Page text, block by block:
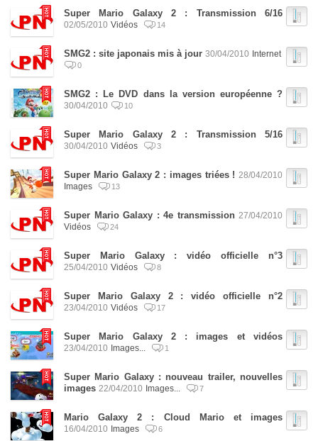
Super Mario Galaxy 2 : Transmission 6/16
02/05/2010 Vidéos 14
SMG2 : site japonais mis à jour 30/04/2010 Internet
0
SMG2 : Le DVD dans la version européenne ?
30/04/2010 10
Super Mario Galaxy 2 : Transmission 5/16
30/04/2010 Vidéos 3
Super Mario Galaxy 2 : images triées ! 28/04/2010
Images
13
Super Mario Galaxy : 4e transmission 27/04/2010
Vidéos
24
Super Mario Galaxy : vidéo officielle n°3
25/04/2010 Vidéos 8
Super Mario Galaxy 2 : vidéo officielle n°2
23/04/2010 Vidéos 17
Super Mario Galaxy 2 : images et vidéos
23/04/2010 Images... 1
Super Mario Galaxy : nouveau trailer, nouvelles
images 22/04/2010 Images... 7
Mario Galaxy 2 : Cloud Mario et images
16/04/2010 Images 6